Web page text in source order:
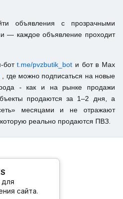
объявления с прозрачными
— каждое объявление проходит
ботt.me/pvzbutik_bot и бот в Max
, где можно подписаться на новые
- как и на рынке продажи
продаются за 1–2 дня, а
месяцами и не отражают
реально продаются ПВЗ.
сайта.